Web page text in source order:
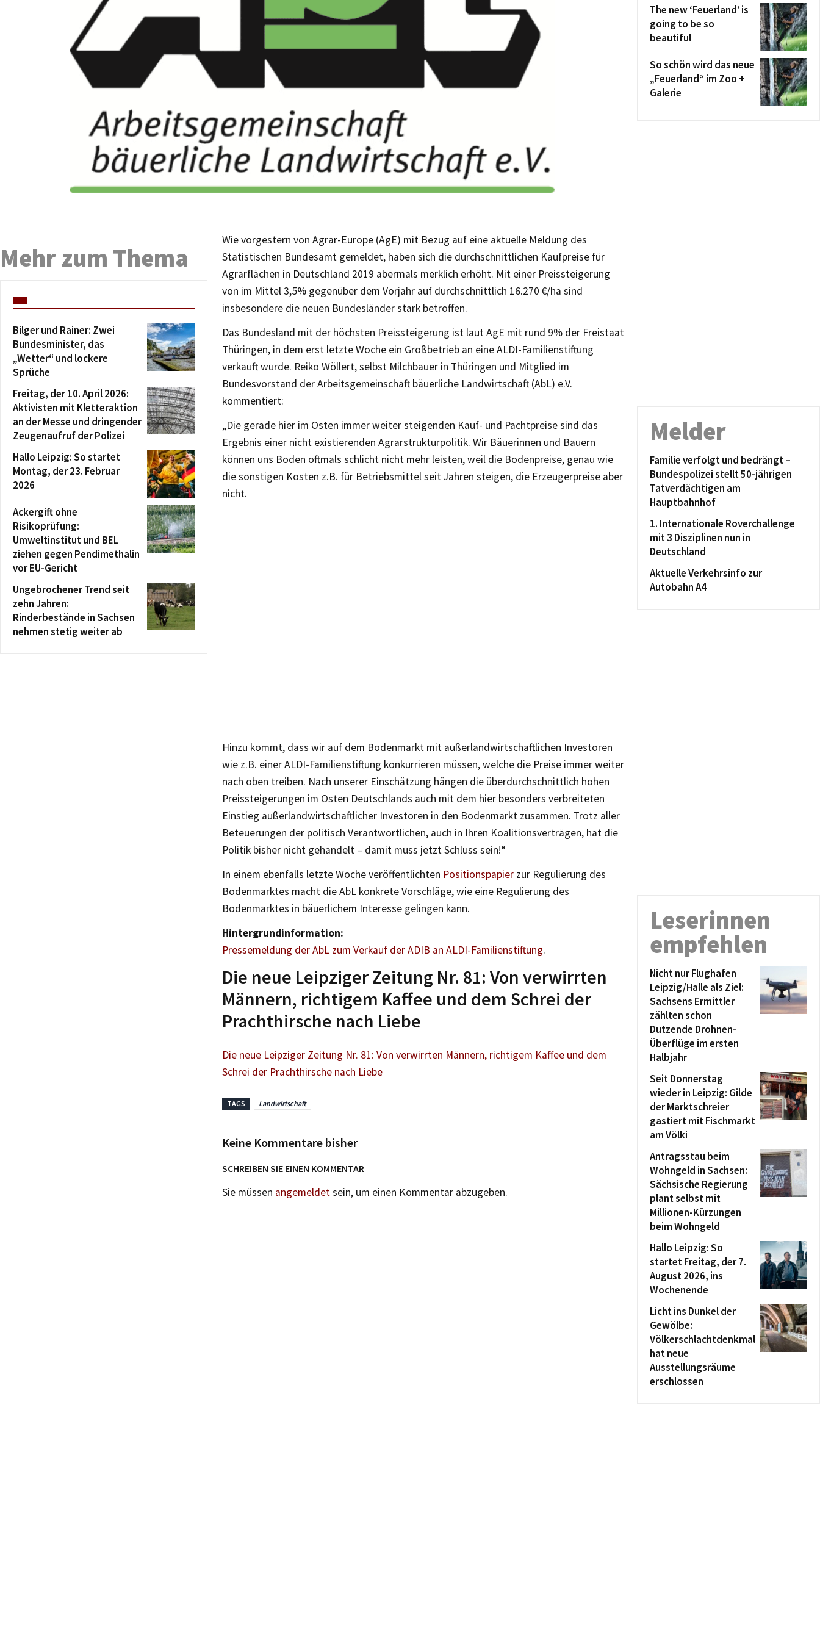
Wie vorgestern von Agrar-Europe (AgE) mit Bezug auf eine aktuelle Meldung des
Statistischen Bundesamt gemeldet, haben sich die durchschnittlichen Kaufpreise für
Agrarflächen in Deutschland 2019 abermals merklich erhöht. Mit einer Preissteigerung
von im Mittel 3,5% gegenüber dem Vorjahr auf durchschnittlich 16.270 €/ha sind
insbesondere die neuen Bundesländer stark betroffen.
Das Bundesland mit der höchsten Preissteigerung ist laut AgE mit rund 9% der Freistaat
Thüringen, in dem erst letzte Woche ein Großbetrieb an eine ALDI-Familienstiftung
verkauft wurde. Reiko Wöllert, selbst Milchbauer in Thüringen und Mitglied im
Bundesvorstand der Arbeitsgemeinschaft bäuerliche Landwirtschaft (AbL) e.V.
kommentiert:
„Die gerade hier im Osten immer weiter steigenden Kauf- und Pachtpreise sind das
Ergebnis einer nicht existierenden Agrarstrukturpolitik. Wir Bäuerinnen und Bauern
können uns Boden oftmals schlicht nicht mehr leisten, weil die Bodenpreise, genau wie
die sonstigen Kosten z.B. für Betriebsmittel seit Jahren steigen, die Erzeugerpreise aber
nicht.
Hinzu kommt, dass wir auf dem Bodenmarkt mit außerlandwirtschaftlichen Investoren
wie z.B. einer ALDI-Familienstiftung konkurrieren müssen, welche die Preise immer weiter
nach oben treiben. Nach unserer Einschätzung hängen die überdurchschnittlich hohen
Preissteigerungen im Osten Deutschlands auch mit dem hier besonders verbreiteten
Einstieg außerlandwirtschaftlicher Investoren in den Bodenmarkt zusammen. Trotz aller
Beteuerungen der politisch Verantwortlichen, auch in Ihren Koalitionsverträgen, hat die
Politik bisher nicht gehandelt – damit muss jetzt Schluss sein!“
In einem ebenfalls letzte Woche veröffentlichten Positionspapier zur Regulierung des
Bodenmarktes macht die AbL konkrete Vorschläge, wie eine Regulierung des
Bodenmarktes in bäuerlichem Interesse gelingen kann.
Hintergrundinformation:
Pressemeldung der AbL zum Verkauf der ADIB an ALDI-Familienstiftung.
Die neue Leipziger Zeitung Nr. 81: Von verwirrten
Männern, richtigem Kaffee und dem Schrei der
Prachthirsche nach Liebe
Die neue Leipziger Zeitung Nr. 81: Von verwirrten Männern, richtigem Kaffee und dem
Schrei der Prachthirsche nach Liebe
TAGS Landwirtschaft
Keine Kommentare bisher
SCHREIBEN SIE EINEN KOMMENTAR
Sie müssen angemeldetsein, um einen Kommentar abzugeben.
Mehr zum Thema
Bilger und Rainer: Zwei
Bundesminister, das
„Wetter“ und lockere
Sprüche
Freitag, der 10. April 2026:
Aktivisten mit Kletteraktion
an der Messe und dringender
Zeugenaufruf der Polizei
Hallo Leipzig: So startet
Montag, der 23. Februar
2026
Ackergift ohne
Risikoprüfung:
Umweltinstitut und BEL
ziehen gegen Pendimethalin
vor EU-Gericht
Ungebrochener Trend seit
zehn Jahren:
Rinderbestände in Sachsen
nehmen stetig weiter ab
The new ‘Feuerland’ is
going to be so
beautiful
So schön wird das neue
„Feuerland“ im Zoo +
Galerie
Melder
Familie verfolgt und bedrängt –
Bundespolizei stellt 50-jährigen
Tatverdächtigen am
Hauptbahnhof
1. Internationale Roverchallenge
mit 3 Disziplinen nun in
Deutschland
Aktuelle Verkehrsinfo zur
Autobahn A4
Leserinnen
empfehlen
Nicht nur Flughafen
Leipzig/Halle als Ziel:
Sachsens Ermittler
zählten schon
Dutzende Drohnen-
Überflüge im ersten
Halbjahr
Seit Donnerstag
wieder in Leipzig: Gilde
der Marktschreier
gastiert mit Fischmarkt
am Völki
Antragsstau beim
Wohngeld in Sachsen:
Sächsische Regierung
plant selbst mit
Millionen-Kürzungen
beim Wohngeld
Hallo Leipzig: So
startet Freitag, der 7.
August 2026, ins
Wochenende
Licht ins Dunkel der
Gewölbe:
Völkerschlachtdenkmal
hat neue
Ausstellungsräume
erschlossen